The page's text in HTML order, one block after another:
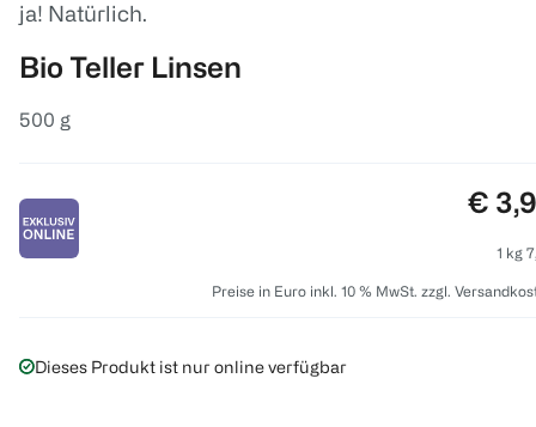
ja! Natürlich.
Bio Teller Linsen
500 g
€
1 kg
Preise in Euro inkl. 10 % MwSt. zzgl.
Dieses Produkt ist nur online verfügbar